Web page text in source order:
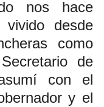
nos hace
desde
como
de
con el
y el